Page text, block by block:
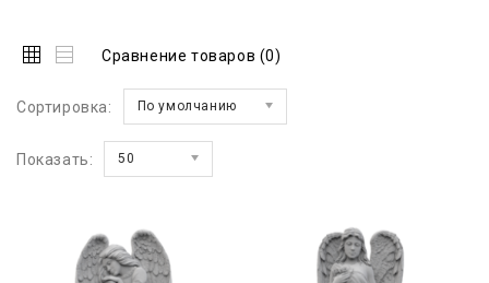
Сравнение товаров (0)
Сортировка: По умолчанию
Показать: 50